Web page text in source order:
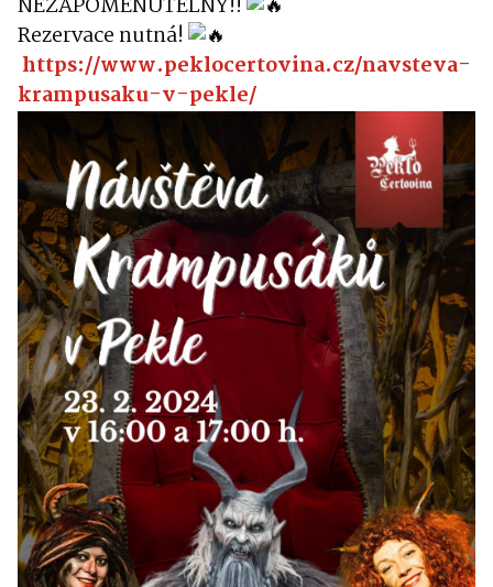
NEZAPOMENUTELNÝ!!
Rezervace nutná!
https://www.peklocertovina.cz/navsteva-
krampusaku-v-pekle/